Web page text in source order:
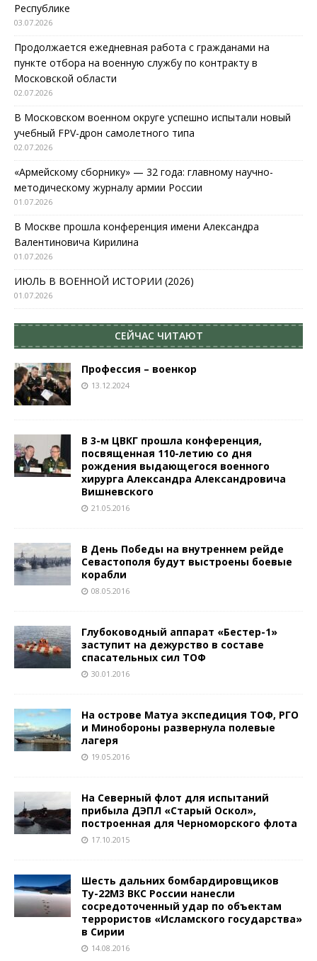
Республике
03.07.2026
Продолжается ежедневная работа с гражданами на
пункте отбора на военную службу по контракту в
Московской области
02.07.2026
В Московском военном округе успешно испытали новый
учебный FPV-дрон самолетного типа
02.07.2026
«Армейскому сборнику» — 32 года: главному научно-
методическому журналу армии России
01.07.2026
В Москве прошла конференция имени Александра
Валентиновича Кирилина
01.07.2026
ИЮЛЬ В ВОЕННОЙ ИСТОРИИ (2026)
01.07.2026
СЕЙЧАС ЧИТАЮТ
Профессия – военкор
13.12.2024
В 3-м ЦВКГ прошла конференция,
посвященная 110-летию со дня
рождения выдающегося военного
хирурга Александра Александровича
Вишневского
21.05.2016
В День Победы на внутреннем рейде
Севастополя будут выстроены боевые
корабли
08.05.2016
Глубоководный аппарат «Бестер-1»
заступит на дежурство в составе
спасательных сил ТОФ
30.01.2016
На острове Матуа экспедиция ТОФ, РГО
и Минобороны развернула полевые
лагеря
19.05.2016
На Северный флот для испытаний
прибыла ДЭПЛ «Старый Оскол»,
построенная для Черноморского флота
17.10.2015
Шесть дальних бомбардировщиков
Ту-22М3 ВКС России нанесли
сосредоточенный удар по объектам
террористов «Исламского государства»
в Сирии
14.08.2016